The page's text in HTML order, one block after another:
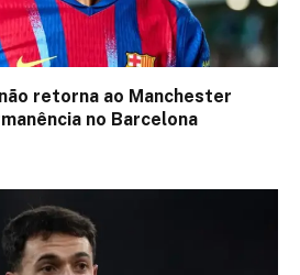
retorna ao Manchester
no Barcelona